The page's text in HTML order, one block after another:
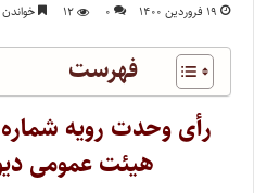
۱۹ فروردین ۱۴۰۰ ۰ ۱۲ خواندن این
فهرست
هیئت عمومی